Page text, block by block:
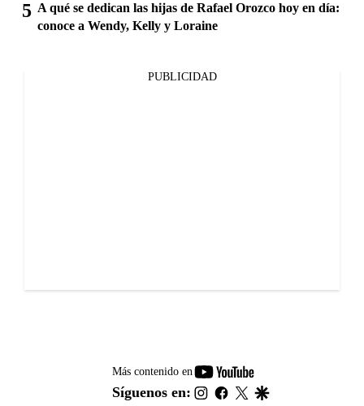
A qué se dedican las hijas de Rafael Orozco hoy en día:
conoce a Wendy, Kelly y Loraine
PUBLICIDAD
Más contenido en
youtube-
footer
Síguenos en: instagram
facebook
twitter